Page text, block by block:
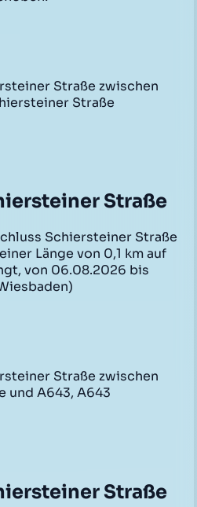
Straße zwischen
Straße
Straße
Schiersteiner Straße
Länge von 0,1 km auf
von 06.08.2026 bis
Straße zwischen
und A643, A643
Straße